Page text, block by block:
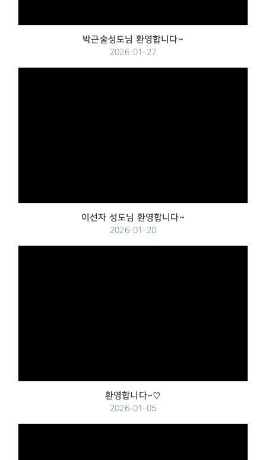
박근술성도님 환영합니다~
2026-01-27
이선자 성도님 환영합니다~
2026-01-20
환영합니다~♡
2026-01-05